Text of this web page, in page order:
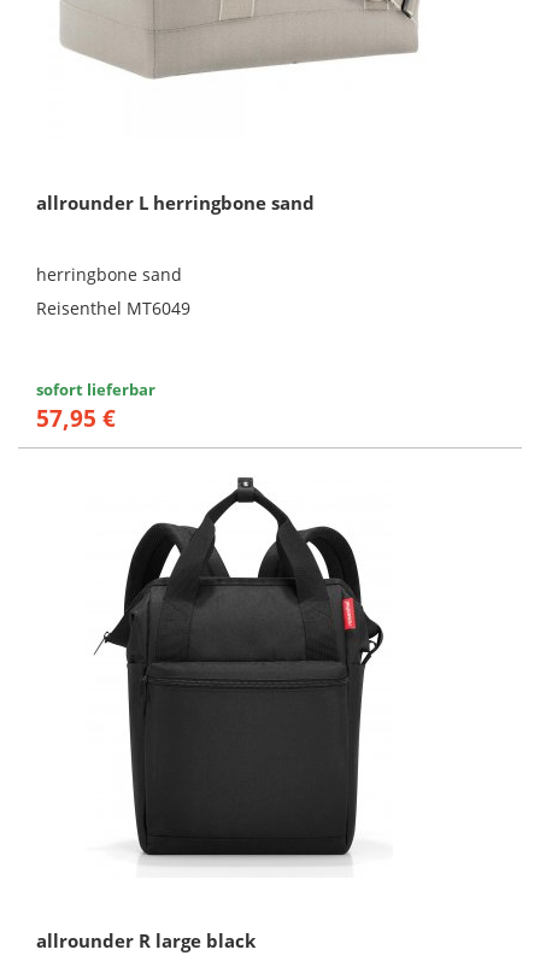
allrounder L herringbone sand
herringbone sand
Reisenthel MT6049
sofort lieferbar
57,95 €
allrounder R large black